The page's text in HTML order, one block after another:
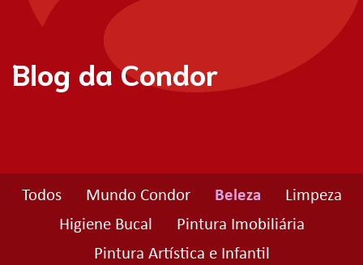
Blog da Condor
Todos Mundo Condor Beleza
Limpeza
Higiene Bucal
Pintura Imobiliária
Pintura Artística e Infantil